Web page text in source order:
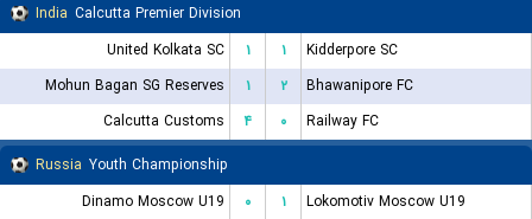
India Calcutta Premier Division
United Kolkata SC
۱ ۱
Kidderpore SC
Mohun Bagan SG Reserves
۱ ۲
Bhawanipore FC
Calcutta Customs
۴ ۰
Railway FC
Russia Youth Championship
Dinamo Moscow U19
۰ ۱
Lokomotiv Moscow U19